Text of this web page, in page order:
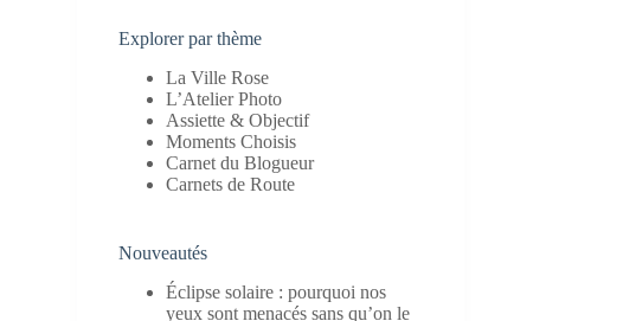
Explorer par thème
La Ville Rose
L’Atelier Photo
Assiette & Objectif
Moments Choisis
Carnet du Blogueur
Carnets de Route
Nouveautés
Éclipse solaire : pourquoi nos
yeux sont menacés sans qu’on le